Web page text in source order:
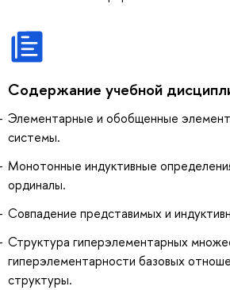
Содержание учебной
Элементарные и обобщенные
системы.
Монотонные индуктивные
ординалы.
Совпадение представимых и
Структура гиперэлементарных
гиперэлементарности базовых
структуры.